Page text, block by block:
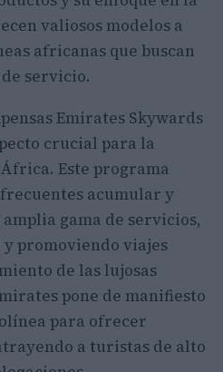
valiosos modelos a
africanas que buscan
servicio.
Emirates Skywards
crucial para la
Este programa
acumular y
gama de servicios,
promoviendo viajes
de las lujosas
pone de manifiesto
para ofrecer
a turistas de alto